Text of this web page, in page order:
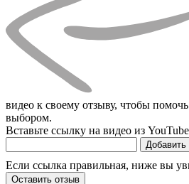
видео к своему отзыву, чтобы
выбором.
Вставьте ссылку на видео из
Добавить
Если ссылка правильная, ниже вы
Оставить отзыв